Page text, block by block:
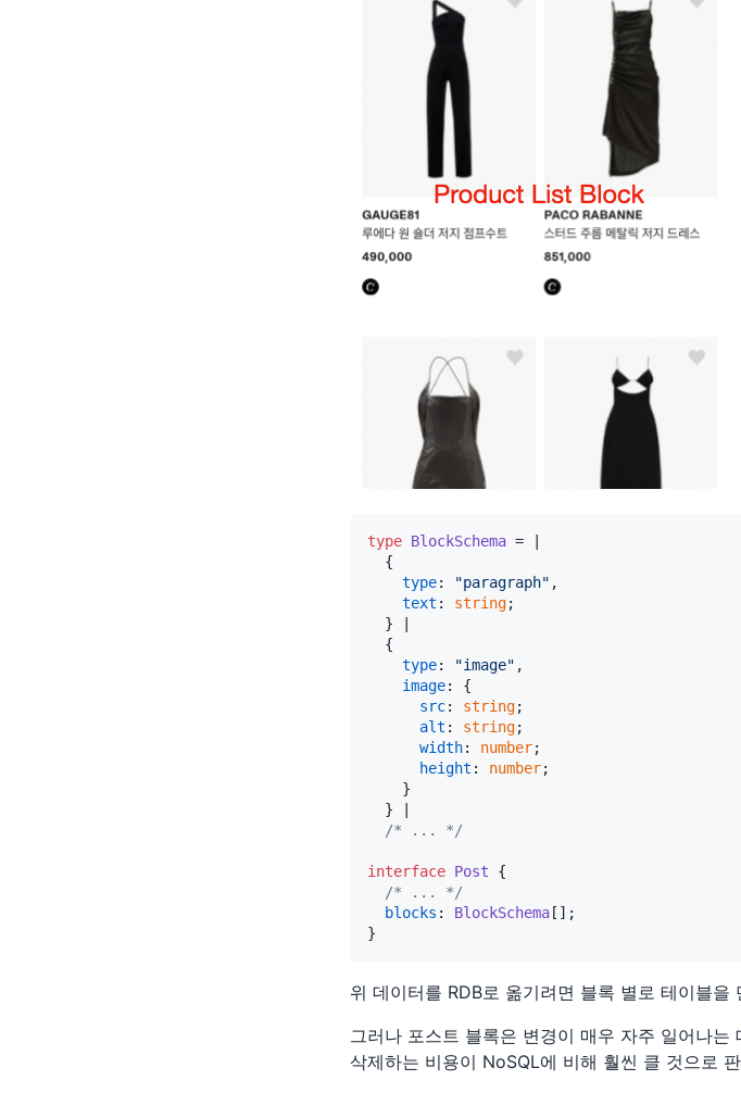
type BlockSchema = |
  {
type: "paragraph" ,
text : string;
  } |
  {
type: "image" ,
image: {
src: string;
alt : string;
width: number;
height : number;
    }
  } |
/* ... */
interface Post {
/* ... */
blocks : BlockSchema [];
위 데이터를 RDB로 옮기려면 블록 별로 테이블
그러나 포스트 블록은 변경이 매우 자주 일어나
삭제하는 비용이 NoSQL에 비해 훨씬 클 것으로